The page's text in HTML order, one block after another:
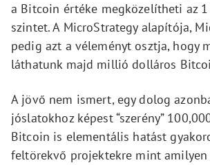
a Bitcoin értéke megközelítheti az
szintet. A MicroStrategy alapítója,
pedig azt a véleményt osztja, hogy
láthatunk majd millió dolláros
A jövő nem ismert, egy dolog
jóslatokhoz képest “szerény”
Bitcoin is elementális hatást
feltörekvő projektekre mint amilyen